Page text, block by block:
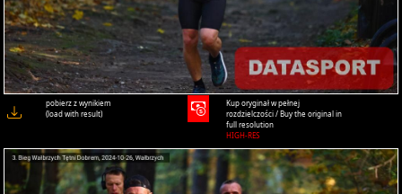
pobierz z wynikiem
(load with result)
Kup oryginał w pełnej
rozdzielczości / Buy the original in
full resolution
HIGH-RES